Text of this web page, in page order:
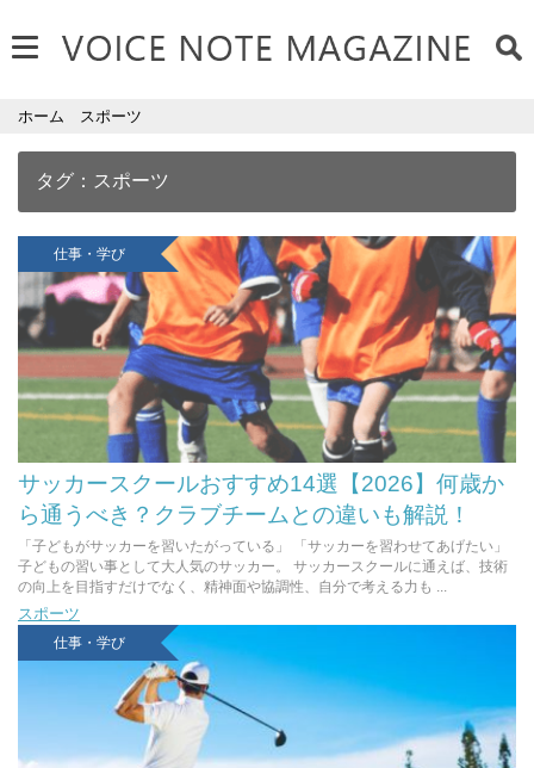
ホーム スポーツ
タグ：スポーツ
仕事・学び
サッカースクールおすすめ14選【2026】何歳か
ら通うべき？クラブチームとの違いも解説！
「子どもがサッカーを習いたがっている」 「サッカーを習わせてあげたい」
子どもの習い事として大人気のサッカー。 サッカースクールに通えば、技術
の向上を目指すだけでなく、精神面や協調性、自分で考える力も ...
スポーツ
仕事・学び